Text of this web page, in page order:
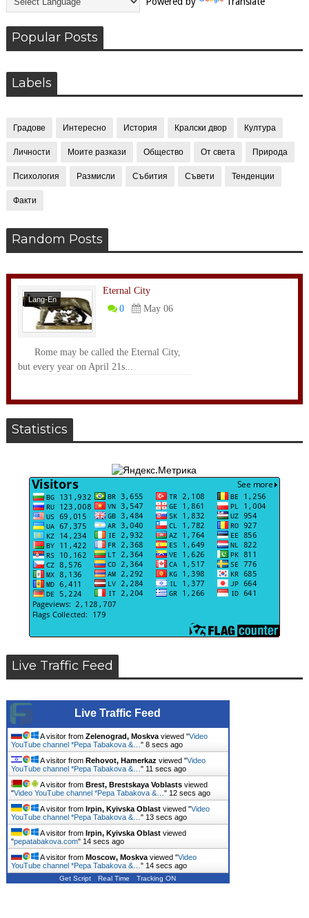
Popular Posts
Labels
Градове Интересно История Кралски двор Култура
Личности Моите разкази Общество От света Природа
Психология Размисли Събития Съвети Тенденции
Факти
Random Posts
Lang-En
Eternal City
0
May 06
Rome may be called the Eternal City,
but every year on April 21s...
Statistics
Live Traffic Feed
Live Traffic Feed
A visitor from Zelenograd, Moskvaviewed "Video
YouTube channel *Pepa Tabakova &… " 9 secs ago
A visitor from Rehovot, Hamerkaz viewed "Video
YouTube channel *Pepa Tabakova &… " 12 secs ago
A visitor from Brest, Brestskaya Voblastsviewed
"Video YouTube channel *Pepa Tabakova &… " 13 secs ago
A visitor from Irpin, Kyivska Oblastviewed "Video
YouTube channel *Pepa Tabakova &… " 14 secs ago
A visitor from Irpin, Kyivska Oblastviewed
"pepatabakova.com" 15 secs ago
A visitor from Moscow, Moskvaviewed "Video
YouTube channel *Pepa Tabakova &… " 15 secs ago
Get Script Real Time Tracking ON